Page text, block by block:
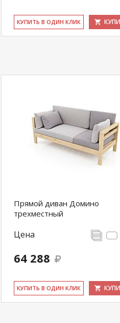
КУ­ПИТЬ В ОДИН КЛИК
Прямой диван Домино
трехместный
Цена
64 288
КУ­ПИТЬ В ОДИН КЛИК